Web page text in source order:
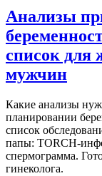
Анализы
список
мужчин
Какие анализы
планировании
список
папы: TORCH-
спермограмма.
гинеколога.